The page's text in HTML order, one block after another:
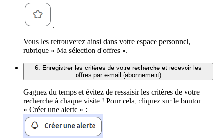
.
Vous les retrouverez ainsi dans votre espace personnel,
rubrique « Ma sélection d'offres ».
6. Enregistrer les critères de votre recherche et recevoir les
offres par e-mail (abonnement)
Gagnez du temps et évitez de ressaisir les critères de votre
recherche à chaque visite ! Pour cela, cliquez sur le bouton
« Créer une alerte » :